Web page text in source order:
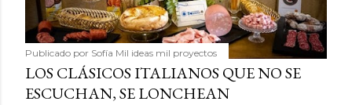
Publicado por Sofía Mil ideas mil proyectos
LOS CLÁSICOS ITALIANOS QUE NO SE
ESCUCHAN, SE LONCHEAN